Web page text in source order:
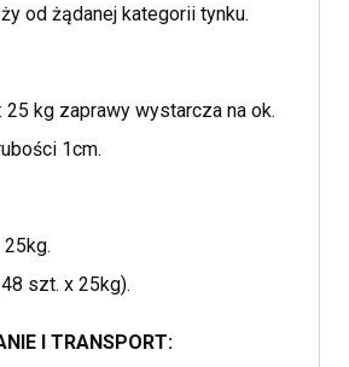
od żądanej kategorii tynku.
25 kg zaprawy wystarcza na ok.
1cm.
szt. x 25kg).
I TRANSPORT: